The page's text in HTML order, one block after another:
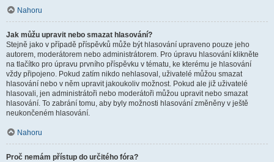
Nahoru
Jak můžu upravit nebo smazat hlasování?
Stejně jako v případě příspěvků může být hlasování upraveno pouze jeho
autorem, moderátorem nebo administrátorem. Pro úpravu hlasování klikněte
na tlačítko pro úpravu prvního příspěvku v tématu, ke kterému je hlasování
vždy připojeno. Pokud zatím nikdo nehlasoval, uživatelé můžou smazat
hlasování nebo v něm upravit jakoukoliv možnost. Pokud ale již uživatelé
hlasovali, jen administrátoři nebo moderátoři můžou upravit nebo smazat
hlasování. To zabrání tomu, aby byly možnosti hlasování změněny v ještě
neukončeném hlasování.
Nahoru
Proč nemám přístup do určitého fóra?